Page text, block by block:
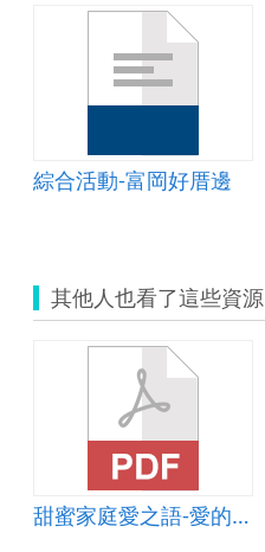
綜合活動-富岡好厝邊
其他人也看了這些資源
甜蜜家庭愛之語-愛的撲克牌介紹與使用說明